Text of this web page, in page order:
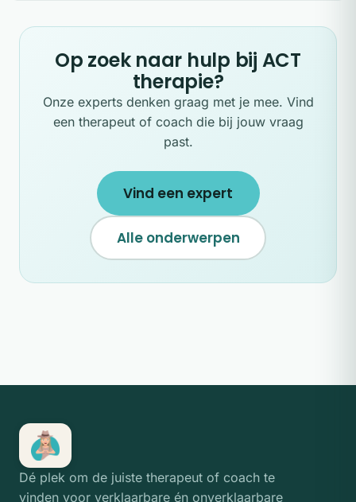
Op zoek naar hulp bij ACT
therapie?
Onze experts denken graag met je mee. Vind
een therapeut of coach die bij jouw vraag
past.
Vind een expert
Alle onderwerpen
Dé plek om de juiste therapeut of coach te
vinden voor verklaarbare én onverklaarbare